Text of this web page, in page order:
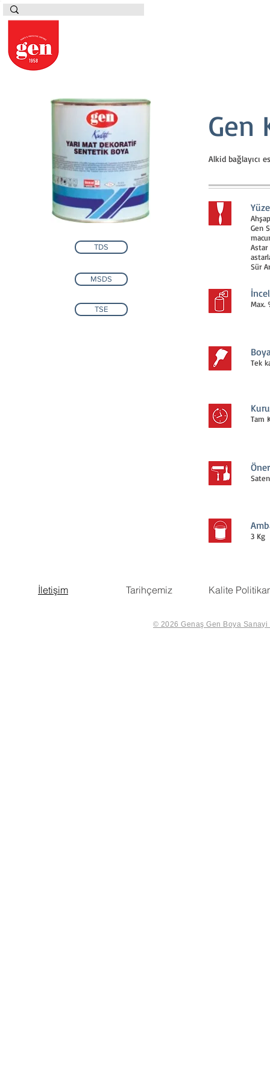
TDS
MSDS
TSE
Gen
Alkid bağlayıcı
Gen
Astar
Sür
Max.
Tek
Tam
3 Kg
Tarihçemiz Kalite
İletişim
© 2026 Genaş Gen Boya Sanayi